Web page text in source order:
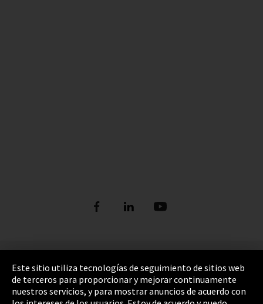
Pie de imprenta
Política de privacidad
Este sitio utiliza tecnologías de seguimiento de sitios web
de terceros para proporcionar y mejorar continuamente
nuestros servicios, y para mostrar anuncios de acuerdo con